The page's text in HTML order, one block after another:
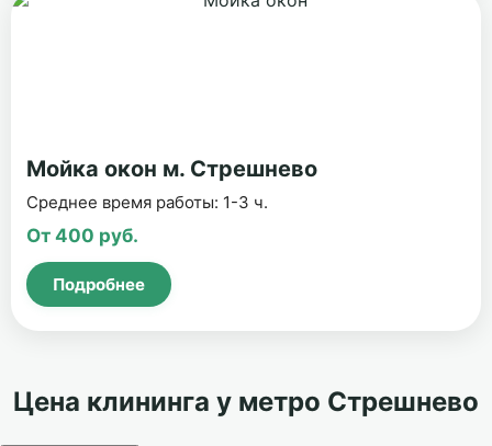
Мойка окон м. Стрешнево
Среднее время работы: 1-3 ч.
От 400 руб.
Подробнее
Цена клининга у метро Стрешнево